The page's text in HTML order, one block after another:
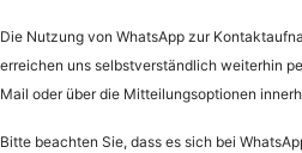
Die Nutzung von WhatsApp zur
erreichen uns selbstverständlich weiterhin
Mail oder über die Mitteilungsoptionen
Bitte beachten Sie, dass es sich bei